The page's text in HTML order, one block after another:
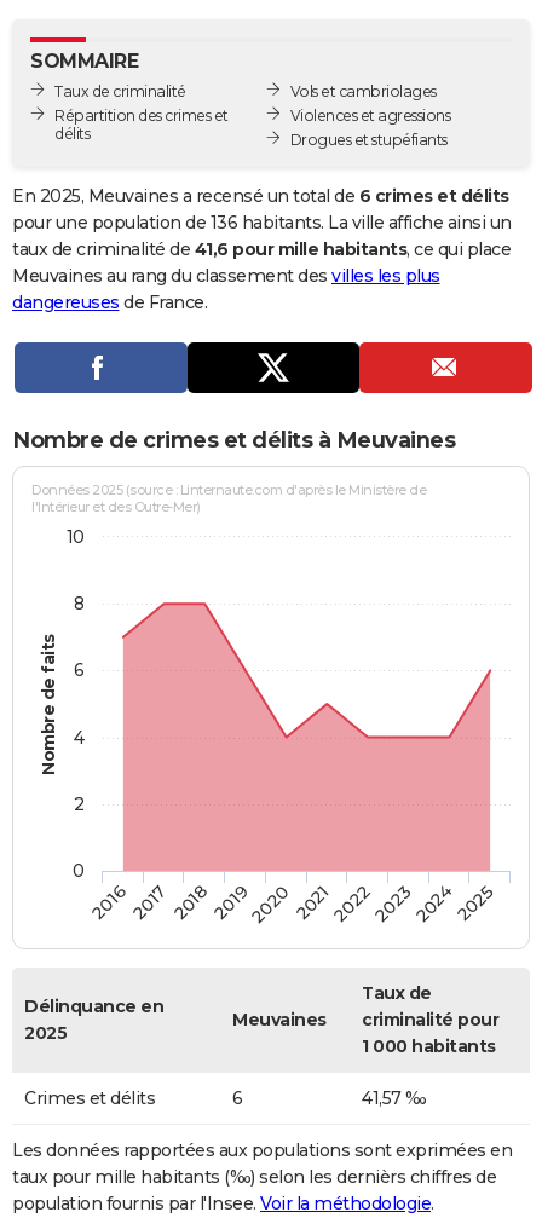
GUIDES D'ACHAT
BONS PLANS
Carte de Noël
Carte Bonne année
Carte Saint-Valentin
Carte Pâques
Carte d'anniversaire
DICTIONNAIRE
Dictionnaire
Biographies
Citations
Expressions
Proverbes
PROGRAMME TV
Se connecter
Entreprises
Service militaire
Avis de recherche
AVIS DE DÉCÈS
Bricolage
Lifestyle
Culture
Sport
Auto
Television
Voyage
Cinema
SOMMAIRE
Taux de criminalité
Répartition des crimes et
délits
Vols et cambriolages
Violences et agressions
Drogues et stupéfiants
En 2025, Meuvaines a recensé un total de 6 crimes et délits
pour une population de 136 habitants. La ville affiche ainsi un
taux de criminalité de 41,6 pour mille habitants, ce qui place
Meuvaines au rang du classement des villes les plus
dangereuses de France.
Nombre de crimes et délits à Meuvaines
Nombre de faits
Données 2025 (source : Linternaute.com d'après le Ministère de
l'Intérieur et des Outre-Mer)
20162017 20182019202020212022202320242025
0
2
4
6
8
10
Délinquance en
2025
Meuvaines
Taux de
criminalité pour
1 000 habitants
Crimes et délits 6 41,57 ‰
Les données rapportées aux populations sont exprimées en
taux pour mille habitants (‰) selon les dernièrs chiffres de
population fournis par l'Insee. Voir la méthodologie.